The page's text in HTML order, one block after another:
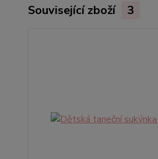
Související zboží 3